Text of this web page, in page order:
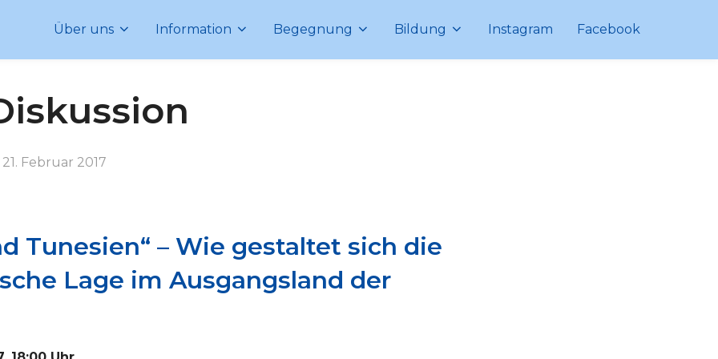
Über uns Information Begegnung Bildung Instagram Facebook
Veröffentlicht
21. Februar 2017
Tunesien“ – Wie gestaltet sich die
Lage im Ausgangsland der